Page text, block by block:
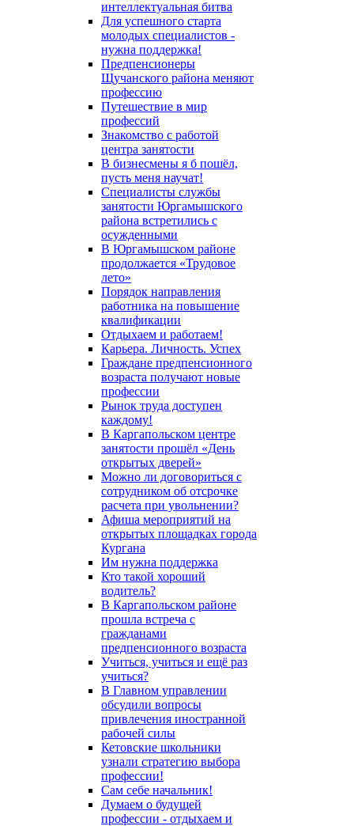
интеллектуальная битва
Для успешного старта
молодых специалистов -
нужна поддержка!
Предпенсионеры
Щучанского района меняют
профессию
Путешествие в мир
профессий
Знакомство с работой
центра занятости
В бизнесмены я б пошёл,
пусть меня научат!
Специалисты службы
занятости Юргамышского
района встретились с
осужденными
В Юргамышском районе
продолжается «Трудовое
лето»
Порядок направления
работника на повышение
квалификации
Отдыхаем и работаем!
Карьера. Личность. Успех
Граждане предпенсионного
возраста получают новые
профессии
Рынок труда доступен
каждому!
В Каргапольском центре
занятости прошёл «День
открытых дверей»
Можно ли договориться с
сотрудником об отсрочке
расчета при увольнении?
Афиша мероприятий на
открытых площадках города
Кургана
Им нужна поддержка
Кто такой хороший
водитель?
В Каргапольском районе
прошла встреча с
гражданами
предпенсионного возраста
Учиться, учиться и ещё раз
учиться?
В Главном управлении
обсудили вопросы
привлечения иностранной
рабочей силы
Кетовские школьники
узнали стратегию выбора
профессии!
Сам себе начальник!
Думаем о будущей
профессии - отдыхаем и